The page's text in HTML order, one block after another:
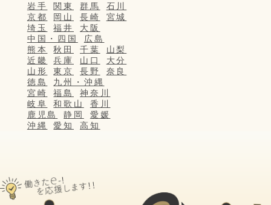
岩手
関東 群馬
石川
京都
岡山 長崎
宮城
埼玉
福井
大阪
中国・四国
広島
熊本
秋田 千葉
山梨
近畿
兵庫 山口
大分
山形
東京 長野
奈良
徳島
九州・沖縄
宮崎
福島
神奈川
岐阜
和歌山
香川
鹿児島
静岡
愛媛
沖縄
愛知 高知